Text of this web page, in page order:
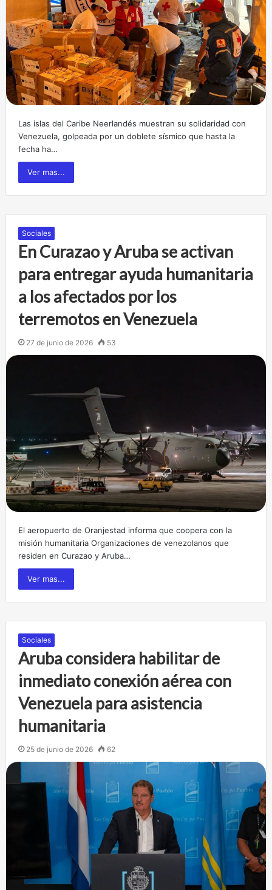
Las islas del Caribe Neerlandés muestran su solidaridad con
Venezuela, golpeada por un doblete sísmico que hasta la
fecha ha…
Ver mas...
Sociales
En Curazao y Aruba se activan
para entregar ayuda humanitaria
a los afectados por los
terremotos en Venezuela
27 de junio de 2026 53
El aeropuerto de Oranjestad informa que coopera con la
misión humanitaria Organizaciones de venezolanos que
residen en Curazao y Aruba…
Ver mas...
Sociales
Aruba considera habilitar de
inmediato conexión aérea con
Venezuela para asistencia
humanitaria
25 de junio de 2026 62